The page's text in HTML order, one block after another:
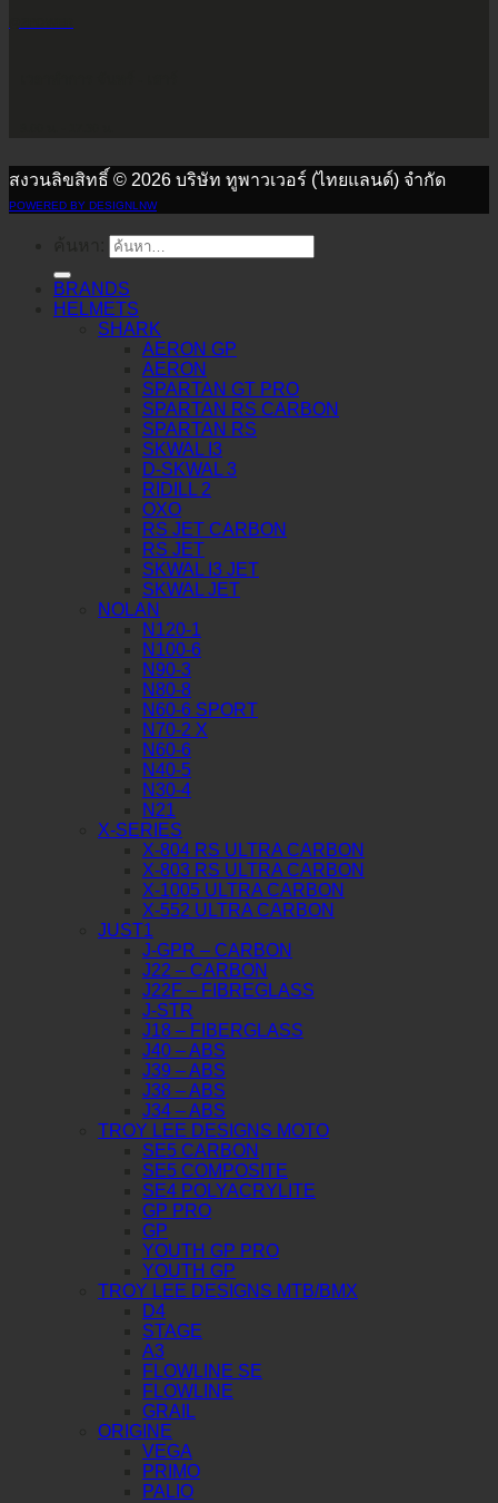
สงวนลิขสิทธิ์ © 2026 บริษัท ทูพาวเวอร์ (ไทยแลนด์) จำกัด
POWERED BY DESIGNLNW
BRANDS
HELMETS
SHARK
AERON GP
AERON
SPARTAN GT PRO
SPARTAN RS CARBON
SPARTAN RS
SKWAL I3
D-SKWAL 3
RIDILL 2
OXO
RS JET CARBON
RS JET
SKWAL I3 JET
SKWAL JET
NOLAN
N120-1
N100-6
N90-3
N80-8
N60-6 SPORT
N70-2 X
N60-6
N40-5
N30-4
N21
X-SERIES
X-804 RS ULTRA CARBON
X-803 RS ULTRA CARBON
X-1005 ULTRA CARBON
X-552 ULTRA CARBON
JUST1
J-GPR – CARBON
J22 – CARBON
J22F – FIBREGLASS
J-STR
J18 – FIBERGLASS
J40 – ABS
J39 – ABS
J38 – ABS
J34 – ABS
TROY LEE DESIGNS MOTO
SE5 CARBON
SE5 COMPOSITE
SE4 POLYACRYLITE
GP PRO
GP
YOUTH GP PRO
YOUTH GP
TROY LEE DESIGNS MTB/BMX
D4
STAGE
A3
FLOWLINE SE
FLOWLINE
GRAIL
ORIGINE
VEGA
PRIMO
PALIO